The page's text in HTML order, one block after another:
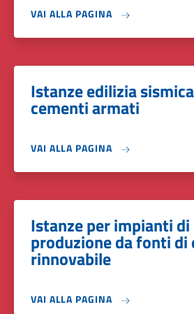
VAI ALLA PAGINA
Istanze edilizia
cementi armati
VAI ALLA PAGINA
Istanze per impianti di
produzione da fonti di
rinnovabile
VAI ALLA PAGINA